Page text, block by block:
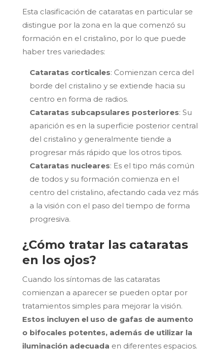
Esta clasificación de cataratas en particular se
distingue por la zona en la que comenzó su
formación en el cristalino, por lo que puede
haber tres variedades:
Cataratas corticales: Comienzan cerca del
borde del cristalino y se extiende hacia su
centro en forma de radios.
Cataratas subcapsulares posteriores: Su
aparición es en la superficie posterior central
del cristalino y generalmente tiende a
progresar más rápido que los otros tipos.
Cataratas nucleares: Es el tipo más común
de todos y su formación comienza en el
centro del cristalino, afectando cada vez más
a la visión con el paso del tiempo de forma
progresiva.
¿Cómo tratar las cataratas
en los ojos?
Cuando los síntomas de las cataratas
comienzan a aparecer se pueden optar por
tratamientos simples para mejorar la visión.
Estos incluyen el uso de gafas de aumento
o bifocales potentes, además de utilizar la
iluminación adecuada en diferentes espacios.